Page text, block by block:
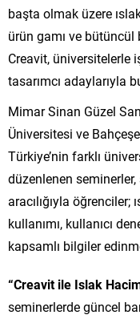
başta olmak üzere
ürün gamı ve
Creavit, üniversitelerle
tasarımcı adaylarıyla
Mimar Sinan Güzel
Üniversitesi ve
Türkiye’nin farklı
düzenlenen
aracılığıyla öğrenciler;
kullanımı, kullanıcı
kapsamlı bilgiler
“Creavit ile Islak
seminerlerde güncel